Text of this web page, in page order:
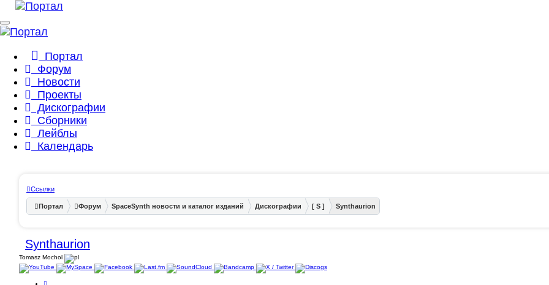
Портал
Форум
Новости
Проекты
Дискографии
Сборники
Лейблы
Календарь
Ссылки
Портал Форум SpaceSynth новости и каталог изданий Дискографии [ S ] Synthaurion
Synthaurion
Tomasz Mochol